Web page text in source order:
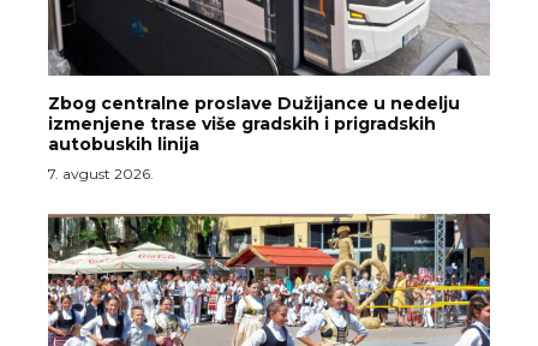
Zbog centralne proslave Dužijance u nedelju
izmenjene trase više gradskih i prigradskih
autobuskih linija
7. avgust 2026.